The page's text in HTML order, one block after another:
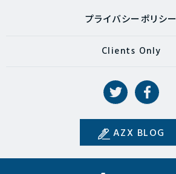
プライバシーポリシー
Clients Only
AZX BLOG